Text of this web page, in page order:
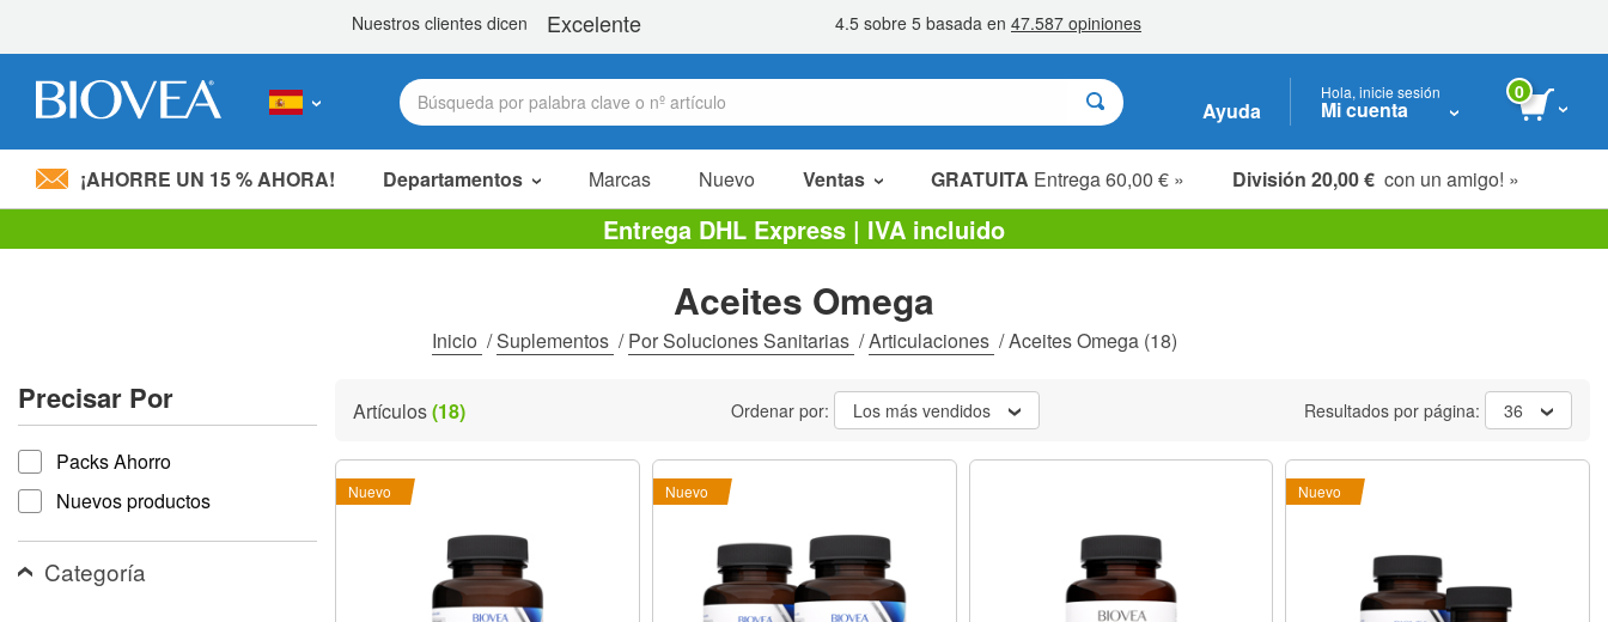
Nota:
accesibilidad.
Presione
Control-
F11
para
sitio
Ayuda
Hola, inicie sesión
Mi cuenta
0
¡AHORRE UN 15 % AHORA! Departamentos Marcas Nuevo Ventas GRATUITA Entrega 60,00 € » División 20,00 € con un amigo! »
Artículos en oferta
Packs Ahorro
Liquidaciones
Entrega DHL Express | IVA incluido
Aceites Omega
Inicio /Suplementos /Por Soluciones Sanitarias /Articulaciones /Aceites Omega(18)
Precisar Por
Precisar por
Packs Ahorro
Nuevos productos
Categoría
Artículos(18) Ordenar por: Los más vendidos Resultados por página: 36
Nuevo Nuevo Nuevo